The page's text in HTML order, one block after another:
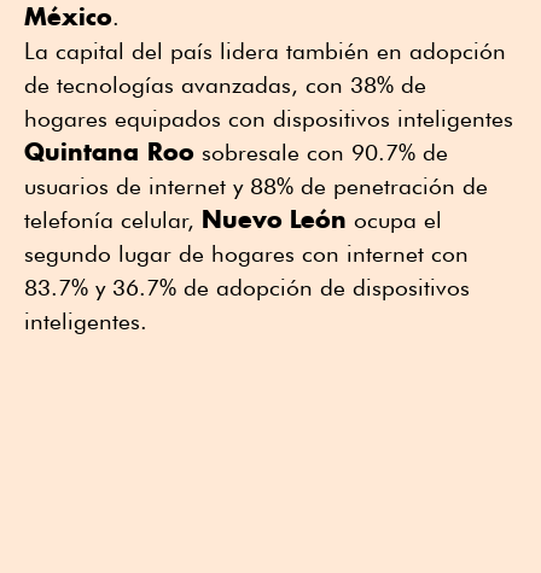
México.
La capital del país lidera también en adopción
de tecnologías avanzadas, con 38% de
hogares equipados con dispositivos inteligentes
Quintana Roo sobresale con 90.7% de
usuarios de internet y 88% de penetración de
telefonía celular, Nuevo León ocupa el
segundo lugar de hogares con internet con
83.7% y 36.7% de adopción de dispositivos
inteligentes.